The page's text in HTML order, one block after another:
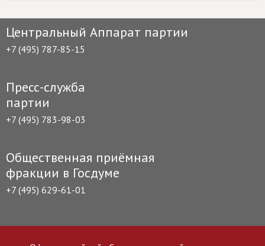
Центральный Аппарат партии
+7 (495) 787-85-15
Пресс-служба
партии
+7 (495) 783-98-03
Общественная приёмная
фракции в Госдуме
+7 (495) 629-61-01